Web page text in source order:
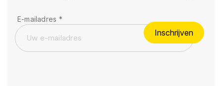
E-mailadres *
Inschrijven